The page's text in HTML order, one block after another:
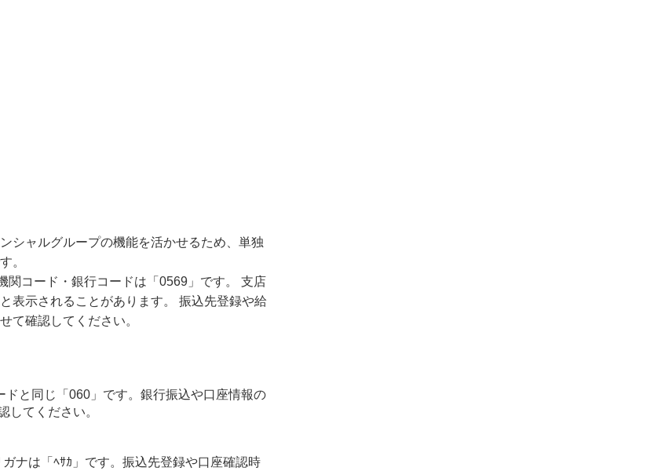
シャルグループの機能を活かせるため、単独
。
関コード・銀行コードは「0569」です。 支店
表示されることがあります。 振込先登録や給
て確認してください。
と同じ「060」です。銀行振込や口座情報の
してください。
ナは「ﾍｻｶ」です。振込先登録や口座確認時